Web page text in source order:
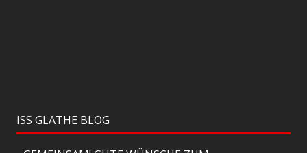
ISS GLATHE BLOG